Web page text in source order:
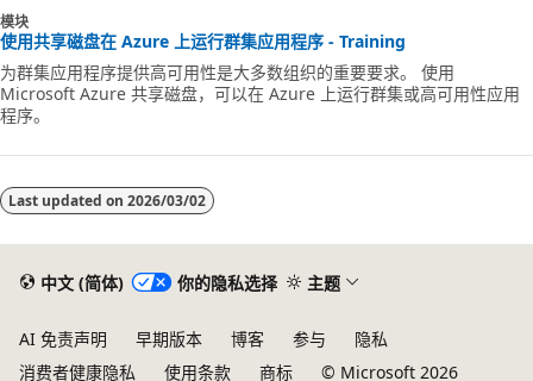
模块
使用共享磁盘在 Azure 上运行群集应用程序 - Training
为群集应用程序提供高可用性是大多数组织的重要要求。 使用
Microsoft Azure 共享磁盘，可以在 Azure 上运行群集或高可用性应用
程序。
Last updated on 2026/03/02
中文 (简体) 你的隐私选择 主题
AI 免责声明 早期版本 博客 参与
隐私
消费者健康隐私
使用条款 商标 © Microsoft 2026